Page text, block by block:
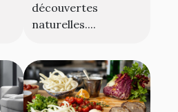
découvertes
naturelles....